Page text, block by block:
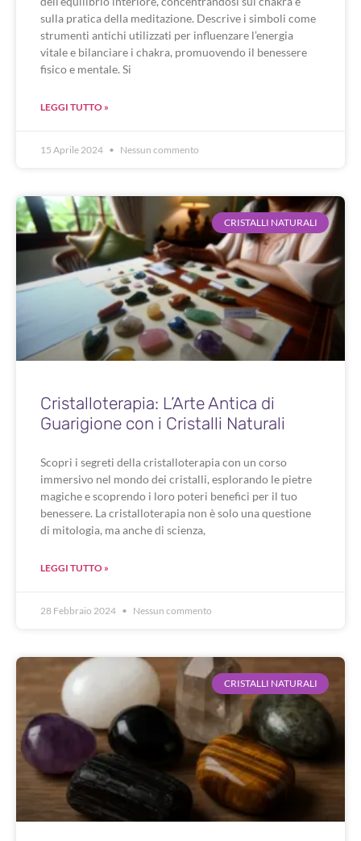
sulla pratica della meditazione. Descrive i simboli come
strumenti antichi utilizzati per influenzare l’energia
vitale e bilanciare i chakra, promuovendo il benessere
fisico e mentale. Si
LEGGI TUTTO »
15 Aprile 2024 Nessun commento
CRISTALLI NATURALI
Cristalloterapia: L’Arte Antica di
Guarigione con i Cristalli Naturali
Scopri i segreti della cristalloterapia con un corso
immersivo nel mondo dei cristalli, esplorando le pietre
magiche e scoprendo i loro poteri benefici per il tuo
benessere. La cristalloterapia non è solo una questione
di mitologia, ma anche di scienza,
LEGGI TUTTO »
28 Febbraio 2024 Nessun commento
CRISTALLI NATURALI